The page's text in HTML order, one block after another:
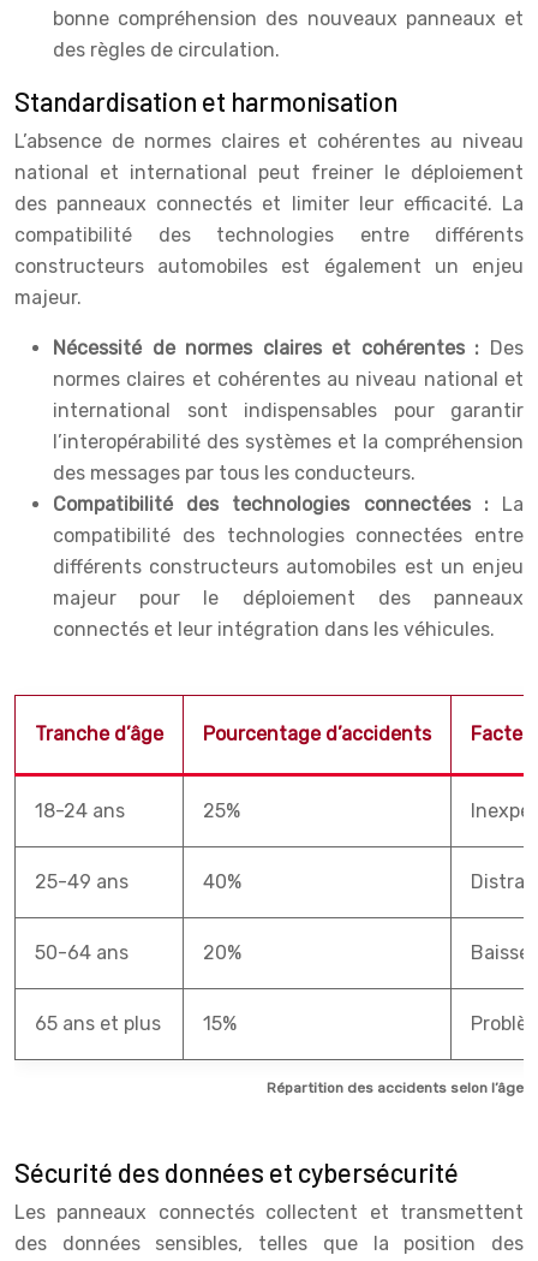
bonne compréhension des nouveaux panneaux et
des règles de circulation.
Standardisation et harmonisation
L’absence de normes claires et cohérentes au niveau
national et international peut freiner le déploiement
des panneaux connectés et limiter leur efficacité. La
compatibilité des technologies entre différents
constructeurs automobiles est également un enjeu
majeur.
Nécessité de normes claires et cohérentes : Des
normes claires et cohérentes au niveau national et
international sont indispensables pour garantir
l’interopérabilité des systèmes et la compréhension
des messages par tous les conducteurs.
Compatibilité des technologies connectées : La
compatibilité des technologies connectées entre
différents constructeurs automobiles est un enjeu
majeur pour le déploiement des panneaux
connectés et leur intégration dans les véhicules.
Répartition des accidents selon l’âge
Tranche d’âge Pourcentage d’accidents
18-24 ans 25%
25-49 ans 40%
50-64 ans 20% Baisse
65 ans et plus 15%
Sécurité des données et cybersécurité
Les panneaux connectés collectent et transmettent
des données sensibles, telles que la position des